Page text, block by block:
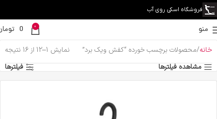
فروشگاه اسکی روی آب
منو 0
0
خانه محصولات برچسب خورده “کفش ویک برد”
نمایش 1–12 از 16 نتیجه
مشاهده فیلترها
فیلترها